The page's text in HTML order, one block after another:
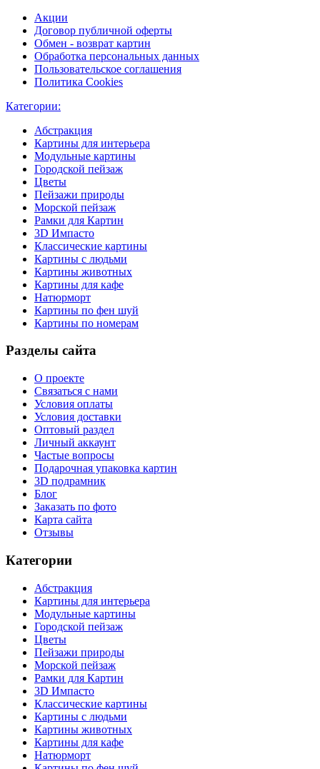
Акции
Договор публичной оферты
Обмен - возврат картин
Обработка персональных данных
Пользовательское соглашения
Политика Cookies
Категории:
Абстракция
Картины для интерьера
Модульные картины
Городской пейзаж
Цветы
Пейзажи природы
Морской пейзаж
Рамки для Картин
3D Импасто
Классические картины
Картины с людьми
Картины животных
Картины для кафе
Натюрморт
Картины по фен шуй
Картины по номерам
Разделы сайта
О проекте
Связаться с нами
Условия оплаты
Условия доставки
Оптовый раздел
Личный аккаунт
Частые вопросы
Подарочная упаковка картин
3D подрамник
Блог
Заказать по фото
Карта сайта
Отзывы
Категории
Абстракция
Картины для интерьера
Модульные картины
Городской пейзаж
Цветы
Пейзажи природы
Морской пейзаж
Рамки для Картин
3D Импасто
Классические картины
Картины с людьми
Картины животных
Картины для кафе
Натюрморт